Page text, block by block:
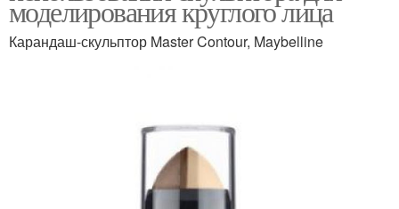
моделирования круглого лица
Карандаш-скульптор Master Contour, Maybelline